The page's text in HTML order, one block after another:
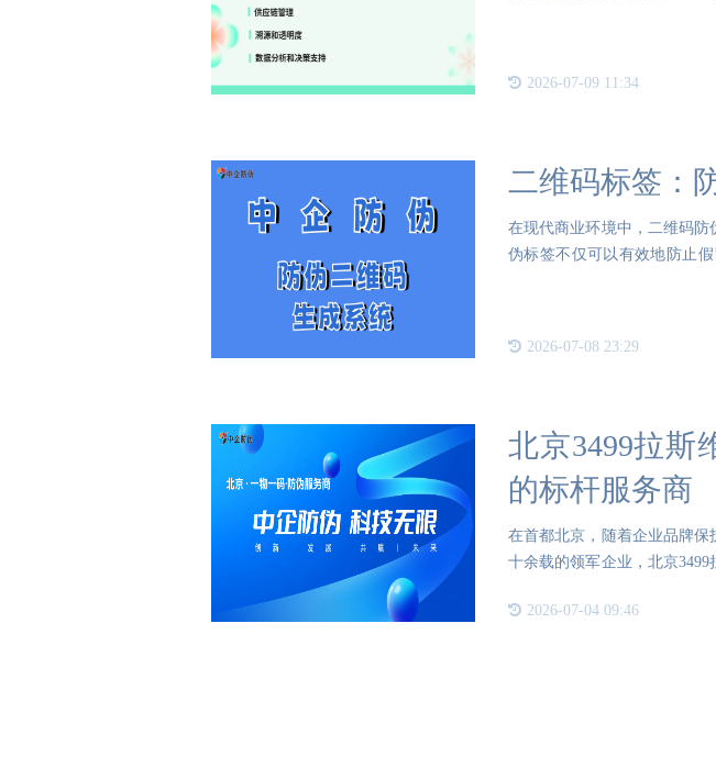
2026-07-09 11:34
二维码标签：
在现代商业环境中，二维码
伪标签不仅可以有效地防止
2026-07-08 23:29
北京3499拉斯
的标杆服务商
在首都北京，随着企业品牌
十余载的领军企业，北京
2026-07-04 09:46